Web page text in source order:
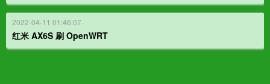
2022-04-11 01:46:07
红米 AX6S 刷 OpenWRT